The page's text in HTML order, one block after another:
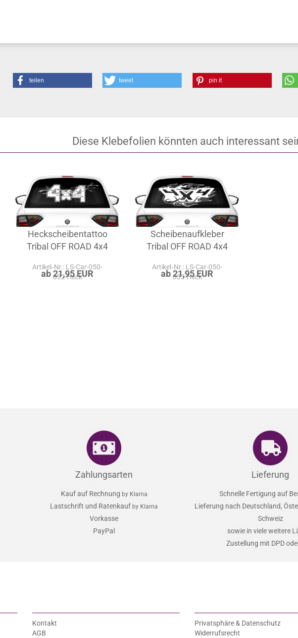
teilen tweet pin it
Diese Klebefolien könnten auch interessant
Heckscheibentattoo
Tribal OFF ROAD 4x4
Artikel‑Nr.: LS-Car-050-
032-Heck
ab 21,95 EUR
Scheibenaufkleber
Tribal OFF ROAD 4x4
Artikel‑Nr.: LS-Car-050-
033-Heck
ab 21,95 EUR
Zahlungsarten
Kauf auf Rechnung by Klarna
Lastschrift und Ratenkauf by Klarna
Vorkasse
PayPal
Lieferung
Schnelle Fertigung auf
Lieferung nach Deutschland,
Schweiz
sowie in viele weitere
Zustellung mit DPD
Kontakt
AGB
Privatsphäre & Datenschutz
Widerrufsrecht